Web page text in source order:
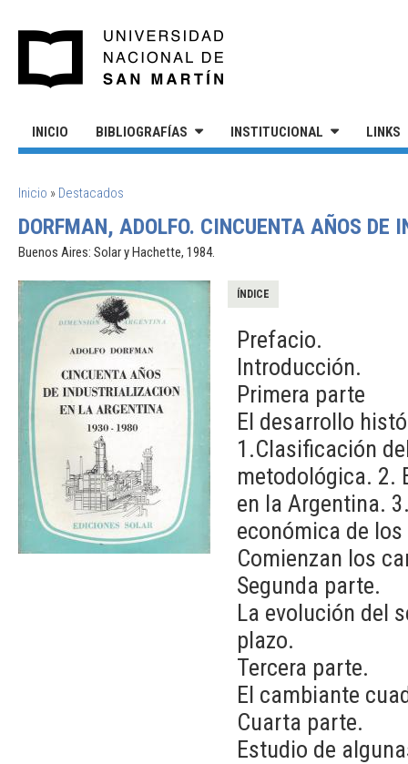
INICIO BIBLIOGRAFÍAS INSTITUCIONAL LINKS
SE ENCUENTRA USTED AQUÍ
Inicio » Destacados
DORFMAN, ADOLFO. CINCUENTA AÑOS
Buenos Aires: Solar y Hachette, 1984.
ÍNDICE
Prefacio.
Introducción.
Primera parte
El desarrollo
1.Clasificación
metodológica. 2.
en la Argentina.
económica de
Comienzan los
Segunda parte.
La evolución del
plazo.
Tercera parte.
El cambiante
Cuarta parte.
Estudio de